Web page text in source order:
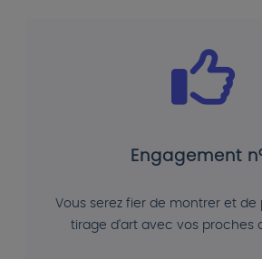
Engagement
Vous serez fier de montrer et de
tirage d'art avec vos proches